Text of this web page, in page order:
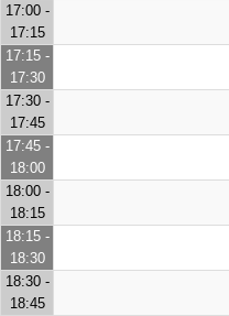
17:00 -
17:15
17:15 -
17:30
17:30 -
17:45
17:45 -
18:00
18:00 -
18:15
18:15 -
18:30
18:30 -
18:45